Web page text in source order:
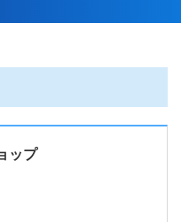
ップ